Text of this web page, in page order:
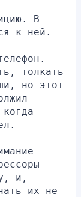
В
к ней.
толкать
но этот
и,
их не